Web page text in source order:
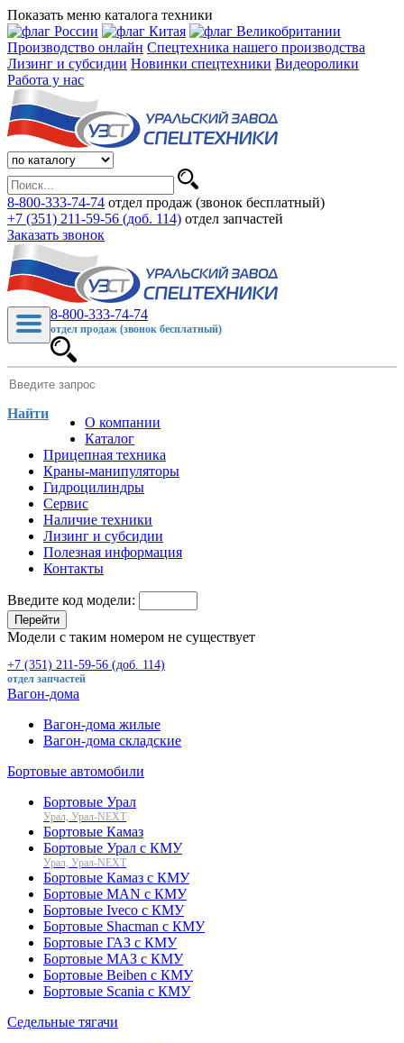
Показать меню каталога техники
Производство онлайн Спецтехника нашего производства
Лизинг и субсидии Новинки спецтехники Видеоролики
Работа у нас
8-800-333-74-74 отдел продаж (звонок бесплатный)
+7 (351) 211-59-56 (доб. 114) отдел запчастей
Заказать звонок
8-800-333-74-74
отдел продаж (звонок бесплатный)
Найти
О компании
Каталог
Прицепная техника
Краны-манипуляторы
Гидроцилиндры
Сервис
Наличие техники
Лизинг и субсидии
Полезная информация
Контакты
Введите код модели:
Перейти
Модели с таким номером не существует
+7 (351) 211-59-56 (доб. 114)
отдел запчастей
Вагон-дома
Вагон-дома жилые
Вагон-дома складские
Бортовые автомобили
Бортовые Урал
Урал, Урал-NEXT
Бортовые Камаз
Бортовые Урал с КМУ
Урал, Урал-NEXT
Бортовые Камаз с КМУ
Бортовые MAN с КМУ
Бортовые Iveco с КМУ
Бортовые Shacman с КМУ
Бортовые ГАЗ с КМУ
Бортовые МАЗ с КМУ
Бортовые Beiben с КМУ
Бортовые Scania с КМУ
Седельные тягачи